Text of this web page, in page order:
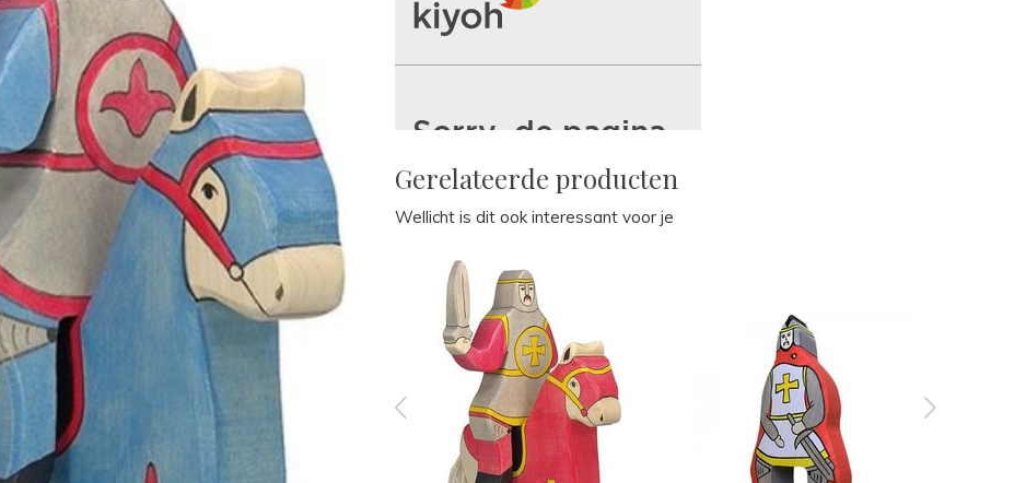
Gerelateerde producten
Wellicht is dit ook interessant voor je